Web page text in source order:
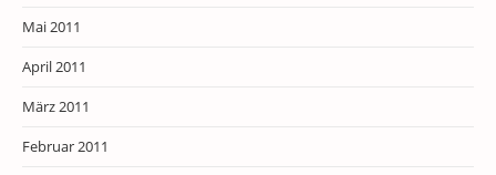
Mai 2011
April 2011
März 2011
Februar 2011